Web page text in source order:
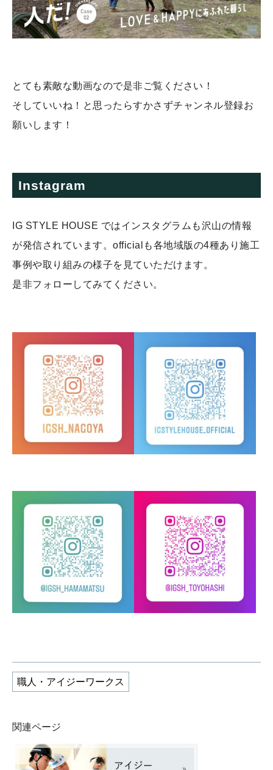
とても素敵な動画なので是非ご覧ください！
そしていいね！と思ったらすかさずチャンネル登録お
願いします！
Instagram
IG STYLE HOUSE ではインスタグラムも沢山の情報
が発信されています。officialも各地域版の4種あり施工
事例や取り組みの様子を見ていただけます。
是非フォローしてみてください。
職人・アイジーワークス
関連ページ